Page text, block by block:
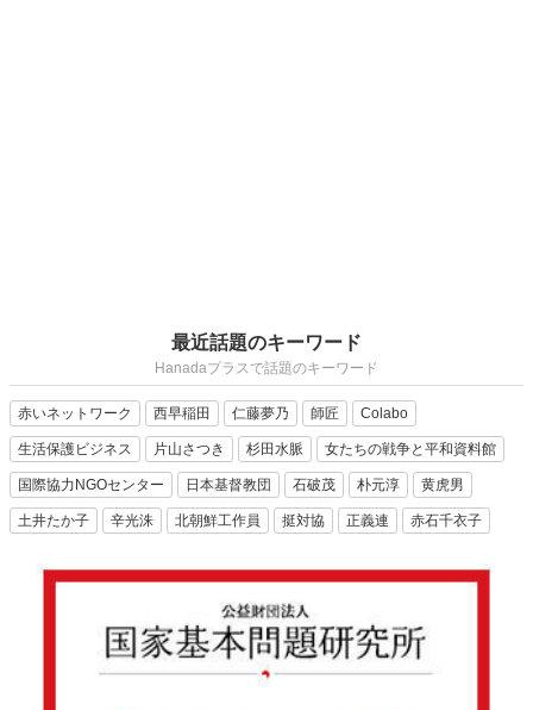
最近話題のキーワード
Hanadaプラスで話題のキーワード
赤いネットワーク 西早稲田 仁藤夢乃 師匠 Colabo
生活保護ビジネス 片山さつき 杉田水脈 女たちの戦争と平和資料館
国際協力NGOセンター 日本基督教団 石破茂 朴元淳 黄虎男
土井たか子 辛光洙 北朝鮮工作員 挺対協 正義連 赤石千衣子